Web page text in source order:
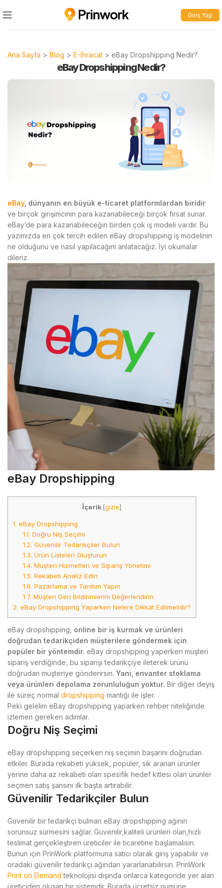
Giriş Yap
Ana Sayfa > Blog > E-İhracat > eBay Dropshipping Nedir?
eBay Dropshipping Nedir?
eBay, dünyanın en büyük e-ticaret platformlardan biridir
ve birçok girişimcinin para kazanabileceği birçok fırsat sunar.
eBay’de para kazanabileceğin birden çok iş modeli vardır. Bu
yazımızda en çok tercih edilen eBay dropshipping iş modelinin
ne olduğunu ve nasıl yapılacağını anlatacağız. İyi okumalar
dileriz.
eBay Dropshipping
İçerik [gizle]
1. eBay Dropshipping
1.1. Doğru Niş Seçimi
1.2. Güvenilir Tedarikçiler Bulun
1.3. Ürün Listeleri Oluşturun
1.4. Müşteri Hizmetleri ve Sipariş Yönetimi
1.5. Rekabeti Analiz Edin
1.6. Pazarlama ve Tanıtım Yapın
1.7. Müşteri Geri Bildirimlerini Değerlendirin
2. eBay Dropshipping Yaparken Nelere Dikkat Edilmelidir?
eBay dropshipping, online bir iş kurmak ve ürünleri
doğrudan tedarikçiden müşterilere göndermek için
popüler bir yöntemdir. eBay dropshipping yaperken müşteri
sipariş verdiğinde, bu siparişi tedarikçiye ileterek ürünü
doğrudan müşteriye gönderirsin. Yani, envanter stoklama
veya ürünleri depolama zorunluluğun yoktur. Bir diğer deyiş
ile süreç normal dropshipping mantığı ile işler.
Peki gelelim eBay dropshipping yaparken rehber niteliğinde
izlemen gereken adımlar.
Doğru Niş Seçimi
eBay dropshipping seçerken niş seçimin başarını doğrudan
etkiler. Burada rekabeti yüksek, popüler, sık aranan ürünler
yerine daha az rekabeti olan spesifik hedef kitlesi olan ürünler
seçmen satış şansını ilk başta artırabilir.
Güvenilir Tedarikçiler Bulun
Güvenilir bir tedarikçi bulman eBay dropshipping ağının
sorunsuz sürmesini sağlar. Güvenilir,kaliteli ürünleri olan,hızlı
teslimat gerçekleştiren üreticiler ile ticaretine başlamalısın.
Bunun için PrinWork platformuna satıcı olarak giriş yapabilir ve
oradaki güvenilir tedarikçi ağından yararlanabilirsin. PrinWork
Print on Demand teknolojisi dışında onlarca kategoride yer alan